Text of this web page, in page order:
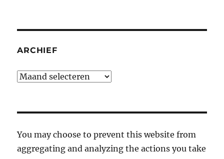
ARCHIEF
Archief
You may choose to prevent this website from
aggregating and analyzing the actions you take